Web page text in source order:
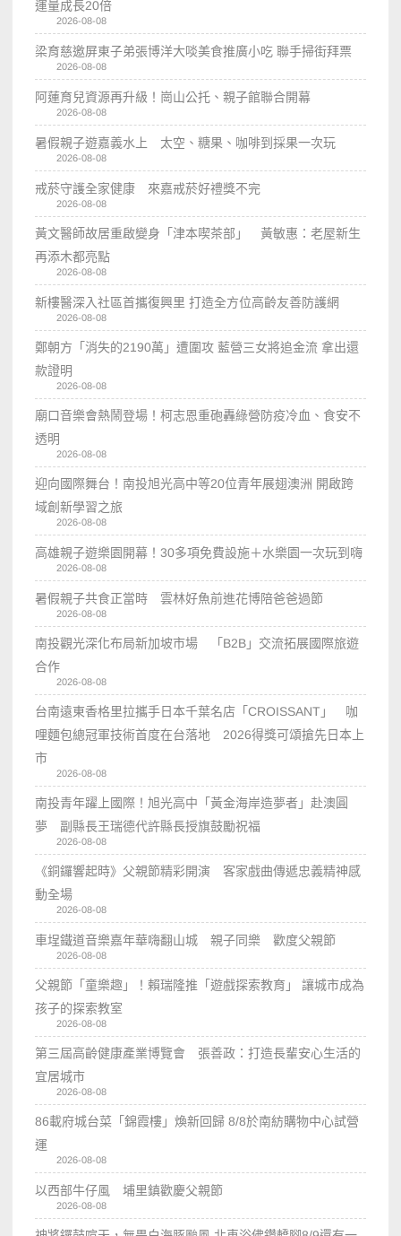
運量成長20倍
2026-08-08
梁育慈邀屏東子弟張博洋大啖美食推廣小吃 聯手掃街拜票
2026-08-08
阿蓮育兒資源再升級！崗山公托、親子館聯合開幕
2026-08-08
暑假親子遊嘉義水上 太空、糖果、咖啡到採果一次玩
2026-08-08
戒菸守護全家健康 來嘉戒菸好禮獎不完
2026-08-08
黃文醫師故居重啟變身「津本喫茶部」 黃敏惠：老屋新生
再添木都亮點
2026-08-08
新樓醫深入社區首攜復興里 打造全方位高齡友善防護網
2026-08-08
鄭朝方「消失的2190萬」遭圍攻 藍營三女將追金流 拿出還
款證明
2026-08-08
廟口音樂會熱鬧登場！柯志恩重砲轟綠營防疫冷血、食安不
透明
2026-08-08
迎向國際舞台！南投旭光高中等20位青年展翅澳洲 開啟跨
域創新學習之旅
2026-08-08
高雄親子遊樂園開幕！30多項免費設施＋水樂園一次玩到嗨
2026-08-08
暑假親子共食正當時 雲林好魚前進花博陪爸爸過節
2026-08-08
南投觀光深化布局新加坡市場 「B2B」交流拓展國際旅遊
合作
2026-08-08
台南遠東香格里拉攜手日本千葉名店「CROISSANT」 咖
哩麵包總冠軍技術首度在台落地 2026得獎可頌搶先日本上
市
2026-08-08
南投青年躍上國際！旭光高中「黃金海岸造夢者」赴澳圓
夢 副縣長王瑞德代許縣長授旗鼓勵祝福
2026-08-08
《銅鑼響起時》父親節精彩開演 客家戲曲傳遞忠義精神感
動全場
2026-08-08
車埕鐵道音樂嘉年華嗨翻山城 親子同樂 歡度父親節
2026-08-08
父親節「童樂趣」！賴瑞隆推「遊戲探索教育」 讓城市成為
孩子的探索教室
2026-08-08
第三屆高齡健康產業博覽會 張善政：打造長輩安心生活的
宜居城市
2026-08-08
86載府城台菜「錦霞樓」煥新回歸 8/8於南紡購物中心試營
運
2026-08-08
以西部牛仔風 埔里鎮歡慶父親節
2026-08-08